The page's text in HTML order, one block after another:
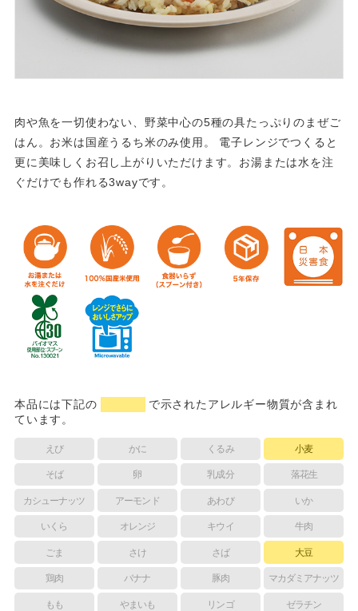
肉や魚を一切使わない、野菜中心の5種の具たっぷりのまぜご
はん。お米は国産うるち米のみ使用。 電子レンジでつくると
更に美味しくお召し上がりいただけます。お湯または水を注
ぐだけでも作れる3wayです。
本品には下記の
で示されたアレルギー物質が含まれ
ています。
えび かに くるみ 小麦
そば 卵 乳成分 落花生
カシューナッツ アーモンド あわび いか
いくら オレンジ キウイ 牛肉
ごま さけ さば 大豆
鶏肉 バナナ 豚肉 マカダミアナッツ
もも やまいも リンゴ ゼラチン